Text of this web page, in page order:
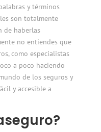
y términos
son totalmente
de haberlas
no entiendes que
como especialistas
a poco haciendo
de los seguros y
y accesible a